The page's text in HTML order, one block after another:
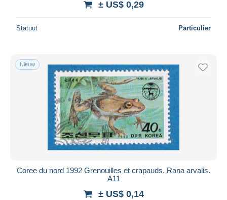
± US$ 0,29
Statuut Particulier
Nieuw
Coree du nord 1992 Grenouilles et crapauds. Rana arvalis.
A11
± US$ 0,14